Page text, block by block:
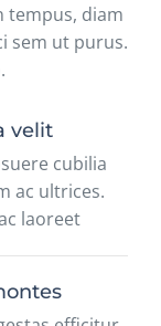
tempus, diam
sem ut purus.
velit
cubilia
ac ultrices.
laoreet